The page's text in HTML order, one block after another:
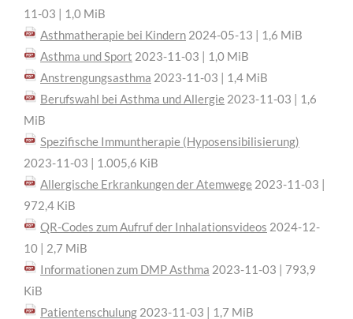
11-03 | 1,0 MiB
Asthmatherapie bei Kindern 2024-05-13 | 1,6 MiB
Asthma und Sport 2023-11-03 | 1,0 MiB
Anstrengungsasthma 2023-11-03 | 1,4 MiB
Berufswahl bei Asthma und Allergie 2023-11-03 | 1,6
MiB
Spezifische Immuntherapie (Hyposensibilisierung)
2023-11-03 | 1.005,6 KiB
Allergische Erkrankungen der Atemwege 2023-11-03 |
972,4 KiB
QR-Codes zum Aufruf der Inhalationsvideos 2024-12-
10 | 2,7 MiB
Informationen zum DMP Asthma 2023-11-03 | 793,9
KiB
Patientenschulung 2023-11-03 | 1,7 MiB